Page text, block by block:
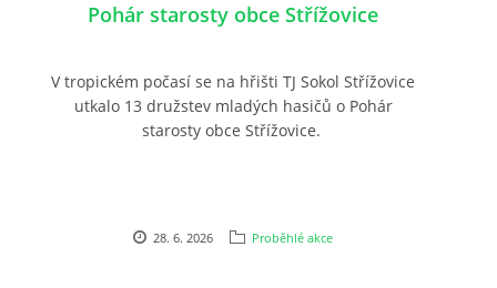
Pohár starosty obce Střížovice
V tropickém počasí se na hřišti TJ Sokol Střížovice
utkalo 13 družstev mladých hasičů o Pohár
starosty obce Střížovice.
28. 6. 2026 Proběhlé akce